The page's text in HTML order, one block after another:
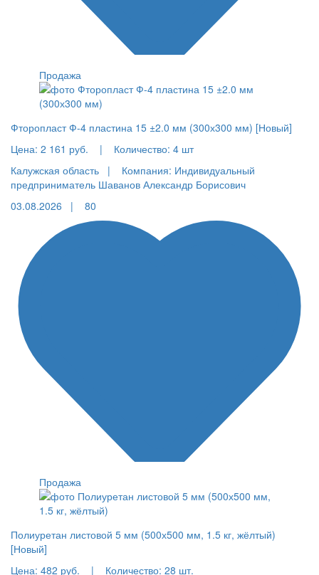
Продажа
Фторопласт Ф-4 пластина 15 ±2.0 мм (300х300 мм) [Новый]
Цена: 2 161 руб. | Количество: 4 шт
Калужская область |
Компания: Индивидуальный
предприниматель Шаванов Александр Борисович
03.08.2026 |
80
Продажа
Полиуретан листовой 5 мм (500х500 мм, 1.5 кг, жёлтый)
[Новый]
Цена: 482 руб. | Количество: 28 шт.